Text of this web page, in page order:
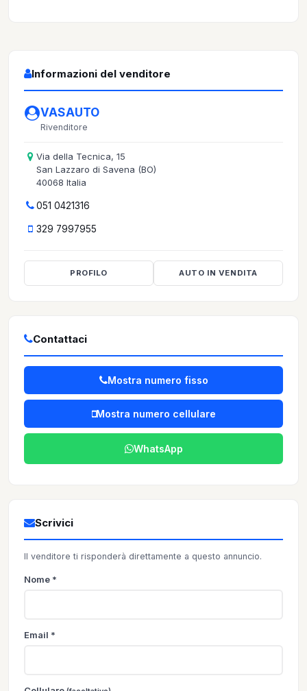
Informazioni del venditore
VASAUTO
Rivenditore
Via della Tecnica, 15
San Lazzaro di Savena (BO)
40068 Italia
051 0421316
329 7997955
PROFILO AUTO IN VENDITA
Contattaci
Mostra numero fisso
Mostra numero cellulare
WhatsApp
Scrivici
Il venditore ti risponderà direttamente a questo annuncio.
Nome *
Email *